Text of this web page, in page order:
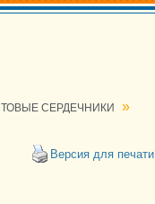
СЕРДЕЧНИКИ »
Версия для печати